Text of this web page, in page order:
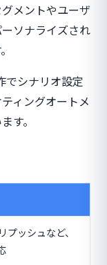
メントやユーザ
ソナライズされ
でシナリオ設定
ィングオートメ
す。
プッシュなど、